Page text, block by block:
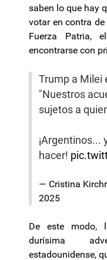
saben lo que hay
votar en contra
Fuerza Patria,
encontrarse con
Trump a Milei
"Nuestros
sujetos a
¡Argentinos...
hacer!
— Cristina
2025
De este modo,
durísima
estadounidense,